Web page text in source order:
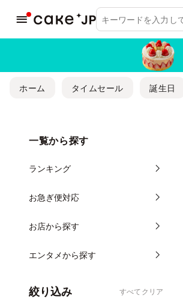
ホーム タイムセール 誕生日
一覧から探す
ランキング
お急ぎ便対応
お店から探す
エンタメから探す
絞り込み すべてクリア